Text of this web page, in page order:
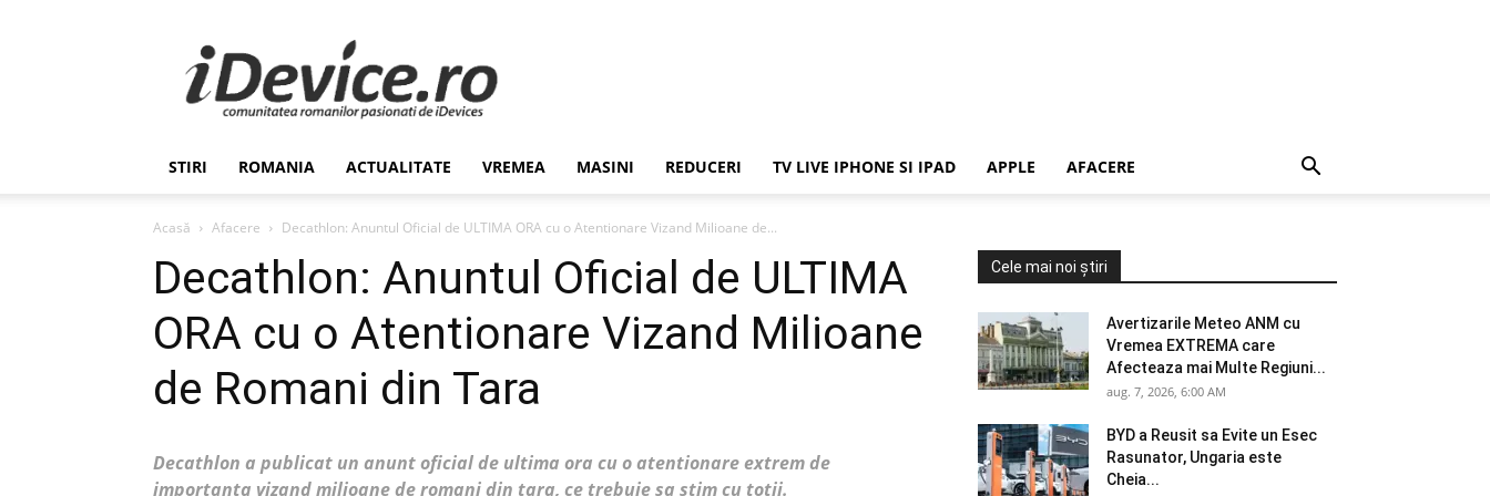
Stiri
de
Ultima
Ora
Romania,
Economie,
–
iDevice.ro
STIRI ROMANIA ACTUALITATE VREMEA MASINI REDUCERI TV LIVE IPHONE SI IPAD APPLE AFACERE
Acasă Afacere Decathlon: Anuntul Oficial de ULTIMA ORA cu o Atentionare Vizand Milioane de...
Decathlon: Anuntul Oficial de ULTIMA
ORA cu o Atentionare Vizand Milioane
de Romani din Tara
Decathlon a publicat un anunt oficial de ultima ora cu o atentionare extrem de
importanta vizand milioane de romani din tara, ce trebuie sa stim cu totii.
Cele mai noi știri
Avertizarile Meteo ANM cu
Vremea EXTREMA care
Afecteaza mai Multe Regiuni...
aug. 7, 2026, 6:00 AM
BYD a Reusit sa Evite un Esec
Rasunator, Ungaria este
Cheia...